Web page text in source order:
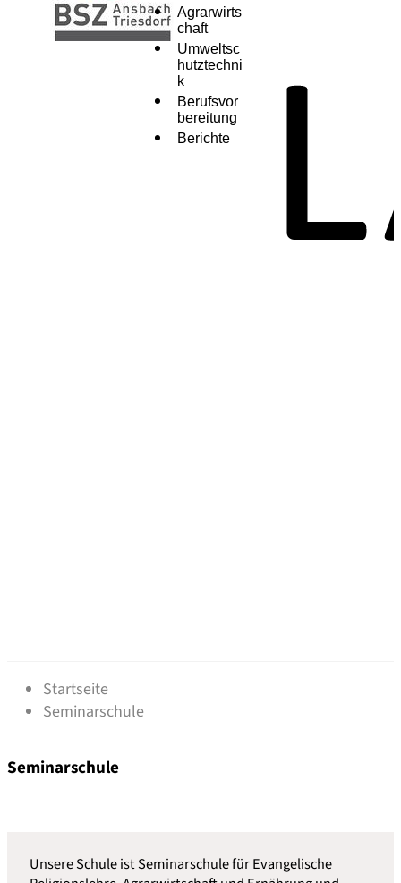
Agrarwirts
chaft
Umweltsc
hutztechni
k
Berufsvor
bereitung
Berichte
Seminarschule
Startseite
Seminarschule
Seminarschule
Unsere Schule ist Seminarschule für Evangelische